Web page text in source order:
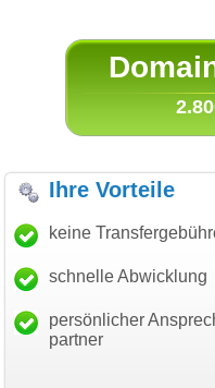
"Ich bin dankbar, meine
Wunschdomain gefunden zu
haben. Die Domain passt für
mein Business und mich
hundertprozentig."
Ihre Vorteile
keine
schnelle Abwicklung
persönlicher
partner